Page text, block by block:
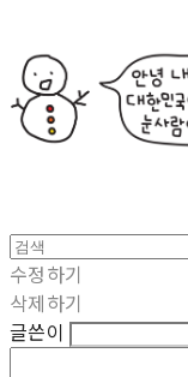
수정하기
삭제하기
글쓴이